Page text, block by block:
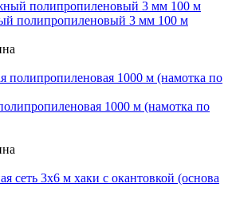
полипропиленовый 3 мм 100 м
1000 м (намотка по